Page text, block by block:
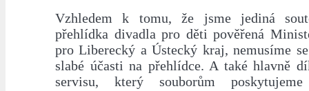
Vzhledem k tomu, že jsme jediná
přehlídka divadla pro děti pověřená
pro Liberecký a Ústecký kraj, nemusíme
slabé účasti na přehlídce. A také hlavně
servisu, který souborům